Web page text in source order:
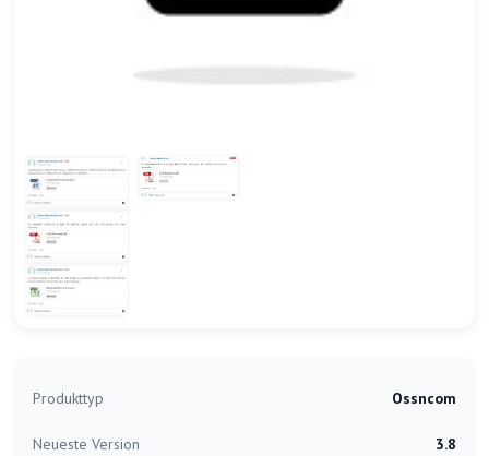
Produkttyp Ossncom
Neueste Version 3.8